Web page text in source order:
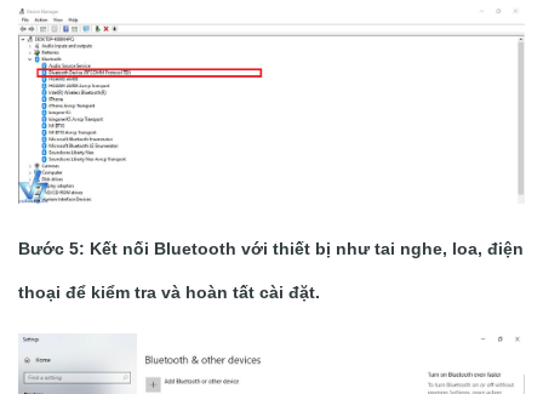
Bước 5: Kết nối Bluetooth với thiết bị như tai nghe, loa, điện
thoại để kiểm tra và hoàn tất cài đặt.